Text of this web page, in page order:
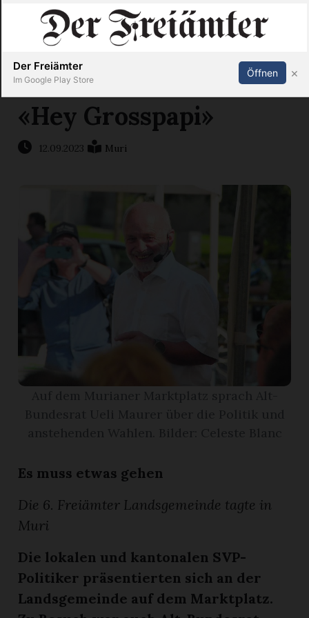
Immobilien
Stellen
Newsletter
App
Inserieren Abonnieren Anmelden
«Hey Grosspapi»
12.09.2023 Muri
Es muss etwas gehen
Die 6. Freiämter Landsgemeinde tagte in
Muri
Die lokalen und kantonalen SVP-
Politiker präsentierten sich an der
Landsgemeinde auf dem Marktplatz.
Der Freiämter
Im Google Play Store
Öffnen ×